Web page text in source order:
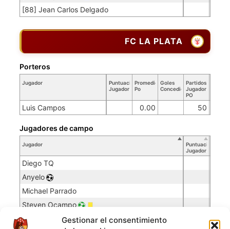
Gestionar el consentimiento
[88] Jean Carlos Delgado
FC LA PLATA
Jugador
Puntuación
Jugador
Promedio
Po
Goles
Concedidos
Partidos
Jugador
PO
Luis Campos 0.00 50
Porteros
Jugador
Puntuación
Jugador
Diego TQ
Anyelo
Michael Parrado
Steven Ocampo
[2] Ender Avendaño
Jugadores de campo